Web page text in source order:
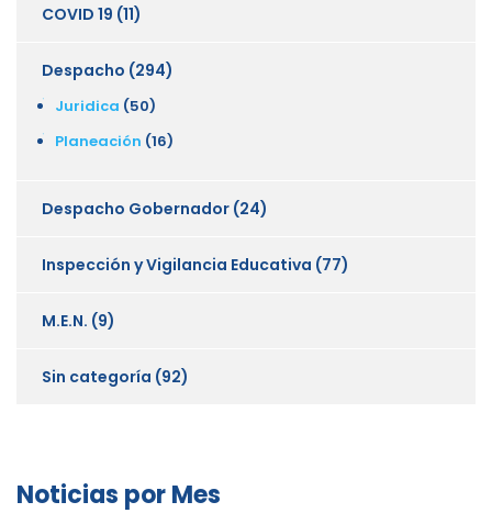
COVID 19 (11)
Despacho (294)
Juridica (50)
Planeación (16)
Despacho Gobernador (24)
Inspección y Vigilancia Educativa (77)
M.E.N. (9)
Sin categoría (92)
Noticias por Mes